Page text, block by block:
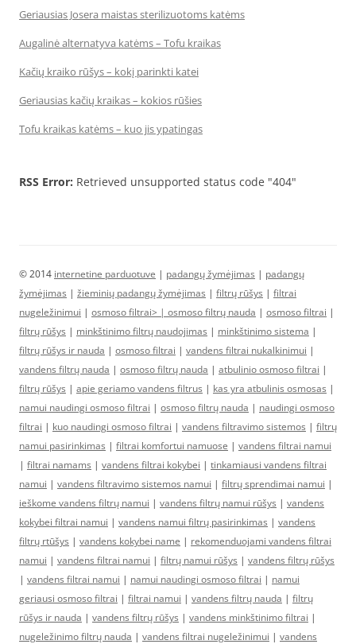
Geriausias Josera maistas sterilizuotoms katėms
Augalinė alternatyva katėms – Tofu kraikas
Kačių kraiko rūšys – kokį parinkti katei
Geriausias kačių kraikas – kokios rūšies
Tofu kraikas katėms – kuo jis ypatingas
RSS Error: Retrieved unsupported status code "404"
© 2014 internetine parduotuve | padangų žymėjimas | padangų
žymėjimas | žieminių padangų žymėjimas | filtrų rūšys | filtrai
nugeležinimui | osmoso filtrai> | osmoso filtrų nauda | osmoso filtrai |
filtrų rūšys | minkštinimo filtrų naudojimas | minkštinimo sistema |
filtrų rūšys ir nauda | osmoso filtrai | vandens filtrai nukalkinimui |
vandens filtrų nauda | osmoso filtrų nauda | atbulinio osmoso filtrai |
filtrų rūšys | apie geriamo vandens filtrus | kas yra atbulinis osmosas |
namui naudingi osmoso filtrai | osmoso filtrų nauda | naudingi osmoso
filtrai | kuo naudingi osmoso filtrai | vandens filtravimo sistemos | filtrų
namui pasirinkimas | filtrai komfortui namuose | vandens filtrai namui
| filtrai namams | vandens filtrai kokybei | tinkamiausi vandens filtrai
namui | vandens filtravimo sistemos namui | filtrų sprendimai namui |
ieškome vandens filtrų namui | vandens filtrų namui rūšys | vandens
kokybei filtrai namui | vandens namui filtrų pasirinkimas | vandens
filtrų rtūšys | vandens kokybei name | rekomenduojami vandens filtrai
namui | vandens filtrai namui | filtrų namui rūšys | vandens filtrų rūšys
| vandens filtrai namui | namui naudingi osmoso filtrai | namui
geriausi osmoso filtrai | filtrai namui | vandens filtrų nauda | filtrų
rūšys ir nauda | vandens filtrų rūšys | vandens minkštinimo filtrai |
nugeležinimo filtrų nauda | vandens filtrai nugeležinimui | vandens